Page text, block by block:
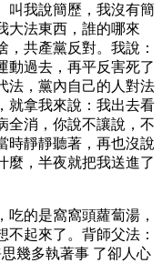
叫我說簡歷，我沒有簡
大法東西，誰的哪來
共產黨反對。我說：
動過去，再平反害死了
法，黨內自己的人對法
就拿我來說：我出去看
全消，你說不讓說，不
時靜靜聽著，再也沒說
麼，半夜就把我送進了
的是窩窩頭蘿蔔湯，
起來了。背師父法：
幾多執著事 了卻人心